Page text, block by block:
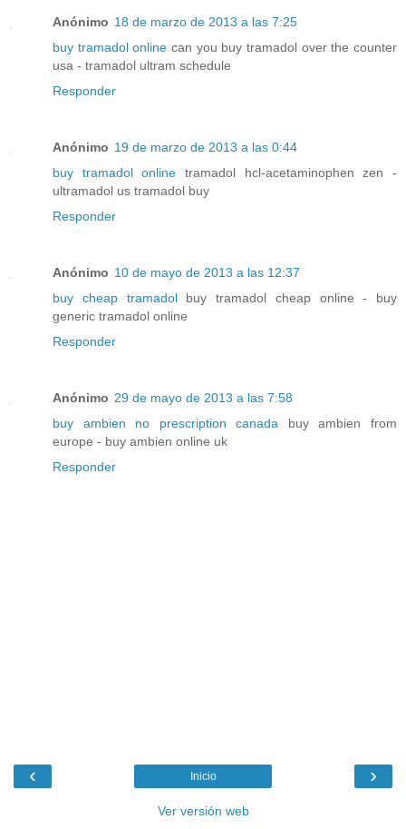
Anónimo 18 de marzo de 2013 a las 7:25
buy tramadol online can you buy tramadol over the counter
usa - tramadol ultram schedule
Responder
Anónimo 19 de marzo de 2013 a las 0:44
buy tramadol online tramadol hcl-acetaminophen zen -
ultramadol us tramadol buy
Responder
Anónimo 10 de mayo de 2013 a las 12:37
buy cheap tramadolbuy tramadol cheap online - buy
generic tramadol online
Responder
Anónimo 29 de mayo de 2013 a las 7:58
buy ambien no prescription canada buy ambien from
europe - buy ambien online uk
Responder
‹ ›
Inicio
Ver versión web